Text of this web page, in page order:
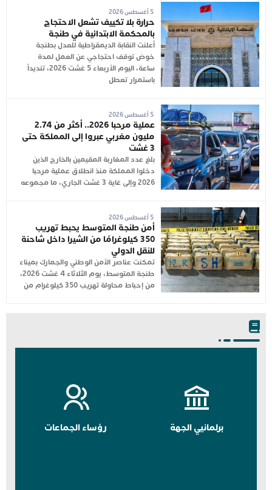
5 أغسطس 2026
حرارة بلا تكييف تشعل الاحتجاج
بالمحكمة الابتدائية في طنجة
أعلنت النقابة الديمقراطية للعدل بطنجة
خوض توقف احتجاجي عن العمل لمدة
ساعة، اليوم الأربعاء 5 غشت 2026، تنديداً
باستمرار تعطل
5 أغسطس 2026
عملية مرحبا 2026.. أكثر من 2.74
مليون مغربي عبروا إلى المملكة حتى
3 غشت
بلغ عدد المغاربة المقيمين بالخارج الذين
دخلوا المملكة منذ انطلاق عملية مرحبا
2026 وإلى غاية 3 غشت الجاري، ما مجموعه
5 أغسطس 2026
أمن طنجة المتوسط يحبط تهريب
350 كيلوغرامًا من الشيرا داخل شاحنة
للنقل الدولي
تمكنت عناصر الأمن الوطني والجمارك بميناء
طنجة المتوسط، يوم الثلاثاء 4 غشت 2026،
من إحباط محاولة تهريب 350 كيلوغرام من
برلمانيي الجهة رؤساء الجماعات